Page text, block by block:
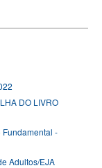
DO LIVRO
-
Adultos/EJA